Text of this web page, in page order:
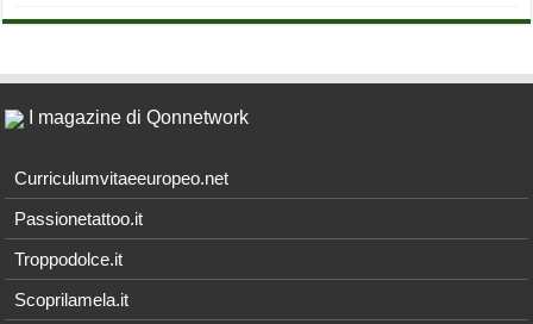
I magazine di Qonnetwork
Curriculumvitaeeuropeo.net
Passionetattoo.it
Troppodolce.it
Scoprilamela.it